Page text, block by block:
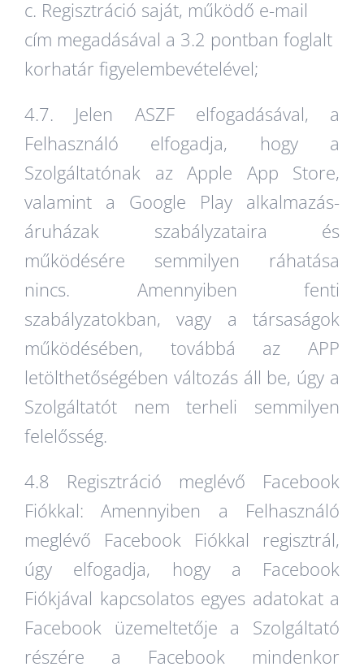
c. Regisztráció saját, működő e-mail
cím megadásával a 3.2 pontban foglalt
korhatár figyelembevételével;
4.7. Jelen ASZF elfogadásával, a
Felhasználó elfogadja, hogy a
Szolgáltatónak az Apple App Store,
valamint a Google Play alkalmazás-
áruházak szabályzataira és
működésére semmilyen ráhatása
nincs. Amennyiben fenti
szabályzatokban, vagy a társaságok
működésében, továbbá az APP
letölthetőségében változás áll be, úgy a
Szolgáltatót nem terheli semmilyen
felelősség.
4.8 Regisztráció meglévő Facebook
Fiókkal: Amennyiben a Felhasználó
meglévő Facebook Fiókkal regisztrál,
úgy elfogadja, hogy a Facebook
Fiókjával kapcsolatos egyes adatokat a
Facebook üzemeltetője a Szolgáltató
részére a Facebook mindenkor